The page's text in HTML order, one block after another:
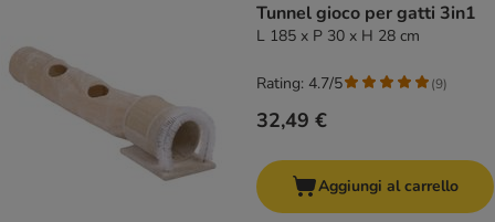
Tunnel gioco per gatti 3in1
L 185 x P 30 x H 28 cm
32,49 €
Rating: 4.7/5 (9)
Aggiungi al carrello